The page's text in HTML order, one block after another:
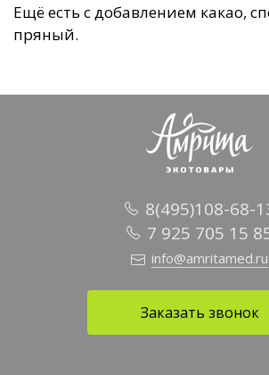
Ещё есть с добавлением какао,
пряный.
8(495)108-68-
7 925 705 15
info@amritamed.ru
Заказать звонок